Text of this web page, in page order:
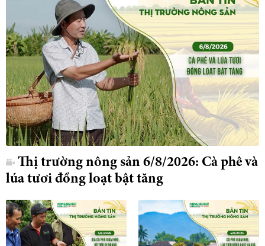
Thị trường nông sản 6/8/2026: Cà phê và
lúa tươi đồng loạt bật tăng